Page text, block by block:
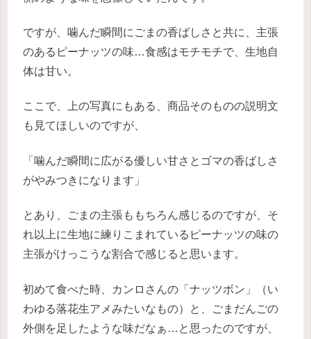
ですが、噛んだ瞬間にごまの香ばしさと共に、主張
のあるピーナッツの味…食感はモチモチで、生地自
体は甘い。
ここで、上の写真にもある、商品そのものの説明文
も見てほしいのですが、
「噛んだ瞬間に広がる優しい甘さとゴマの香ばしさ
がやみつきになります」
とあり、ごまの主張ももちろん感じるのですが、そ
れ以上に生地に練りこまれているピーナッツの味の
主張がけっこうな割合で感じると思います。
初めて食べた時、カンロさんの「ナッツボン」（い
わゆる落花生アメみたいなもの）と、ごまだんごの
外側を足したような味だなぁ…と思ったのですが、